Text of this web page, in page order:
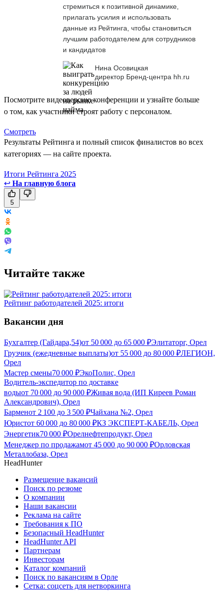
стремиться к позитивной динамике,
прилагать усилия и использовать
данные из Рейтинга, чтобы становиться
лучшим работодателем для сотрудников
и кандидатов
Нина Осовицкая
директор Бренд-центра hh.ru
Посмотрите видеоверсию конференции и узнайте больше
о том, как участники строят работу с персоналом.
Смотреть
Результаты Рейтинга и полный список финалистов во всех
категориях — на сайте проекта.
Итоги Рейтинга 2025
↩ На главную блога
5
Читайте также
Рейтинг работодателей 2025: итоги
Вакансии дня
Бухгалтер (Гайдара,54)от 50 000 до 65 000 ₽Элитаторг, Орел
Грузчик (ежедневные выплаты)от 55 000 до 80 000 ₽ЛЕГИОН,
Орел
Мастер смены70 000 ₽ЭкоПолис, Орел
Водитель-экспедитор по доставке
водыот 70 000 до 90 000 ₽Живая вода (ИП Киреев Роман
Александрович), Орел
Барменот 2 100 до 3 500 ₽Чайхана №2, Орел
Юристот 60 000 до 80 000 ₽КЗ ЭКСПЕРТ-КАБЕЛЬ, Орел
Энергетик70 000 ₽Орелнефтепродукт, Орел
Менеджер по продажамот 45 000 до 90 000 ₽Орловская
Металлобаза, Орел
HeadHunter
Размещение вакансий
Поиск по резюме
О компании
Наши вакансии
Реклама на сайте
Требования к ПО
Безопасный HeadHunter
HeadHunter API
Партнерам
Инвесторам
Каталог компаний
Поиск по вакансиям в Орле
Сетка: соцсеть для нетворкинга